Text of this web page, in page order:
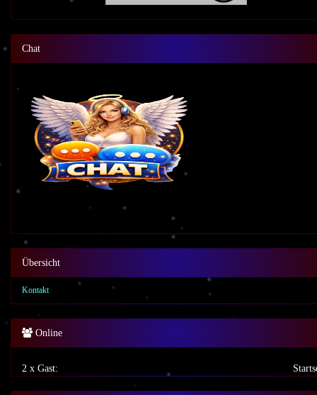
Chat
Übersicht
Kontakt
Online
2 x Gast: